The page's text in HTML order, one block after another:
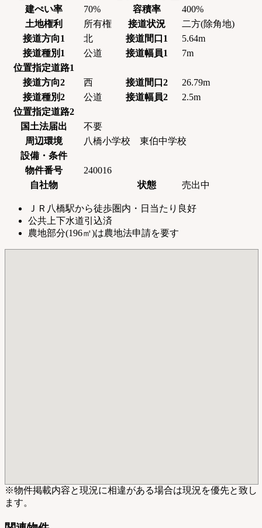
建ぺい率
70% 容積率
400%
土地権利
所有権 接道状況
二方(除角地)
接道方向1
北 接道間口1
5.64m
接道種別1
公道 接道幅員1
7m
位置指定道路1
接道方向2
西 接道間口2
26.79m
接道種別2
公道 接道幅員2
2.5m
位置指定道路2
国土法届出
不要
周辺環境
八橋小学校 東伯中学校
設備・条件
物件番号
240016
自社物
状態 売出中
ＪＲ八橋駅から徒歩圏内・日当たり良好
公共上下水道引込済
農地部分(196㎡)は農地法申請を要す
※物件掲載内容と現況に相違がある場合は現況を優先と致し
ます。